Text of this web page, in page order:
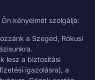
kényelmét szolgálja:
a Szeged, Rókusi
lesz a biztosítási
igazolásra), a